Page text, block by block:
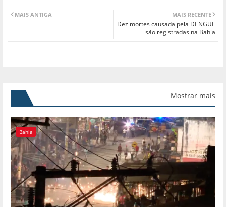
MAIS RECENTE
Dez mortes causada pela DENGUE
são registradas na Bahia
MAIS ANTIGA
Mostrar mais
Bahia